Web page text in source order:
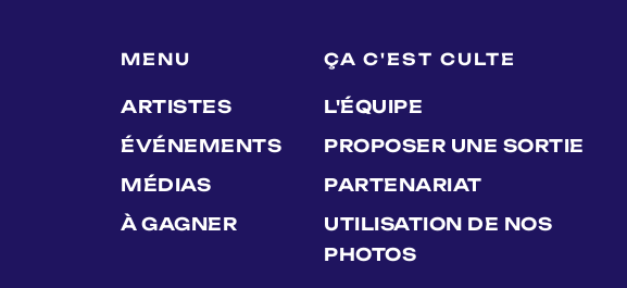
MENU
ARTISTES
ÉVÉNEMENTS
MÉDIAS
À GAGNER
ÇA C'EST CULTE
L'ÉQUIPE
PROPOSER UNE SORTIE
PARTENARIAT
UTILISATION DE NOS
PHOTOS